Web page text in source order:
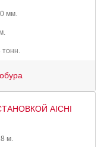
мм.
тонн.
AICHI
м.